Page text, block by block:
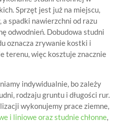
Sprzęt jest już na miejscu,
spadki nawierzchni od razu
odwodnień. Dobudowa studni
oznacza zrywanie kostki i
terenu, więc kosztuje znacznie
indywidualnie, bo zależy
rodzaju gruntu i długości rur.
wykonujemy prace ziemne,
i liniowe oraz studnie chłonne,